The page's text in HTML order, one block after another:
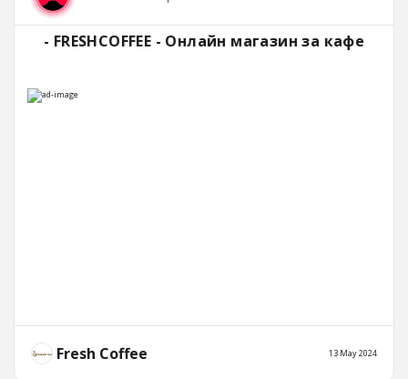
- FRESHCOFFEE - Онлайн магазин за кафе
Fresh Coffee 13 May 2024